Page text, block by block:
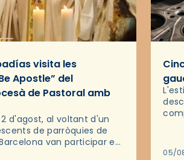
visita les
Apostle” del
de Pastoral amb
d'agost, al voltant d'un
de parròquies de
van participar en
Apostle, organitzades
05/